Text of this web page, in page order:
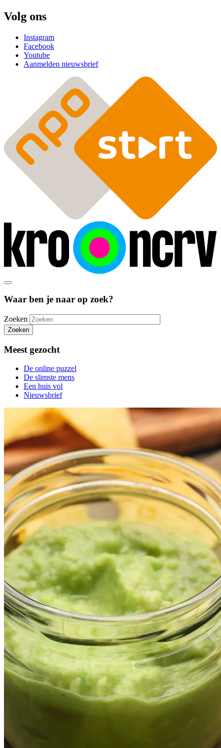
Volg ons
Instagram
Facebook
Youtube
Aanmelden nieuwsbrief
Waar ben je naar op zoek?
Zoeken
Zoeken
Meest gezocht
De online puzzel
De slimste mens
Een huis vol
Nieuwsbrief